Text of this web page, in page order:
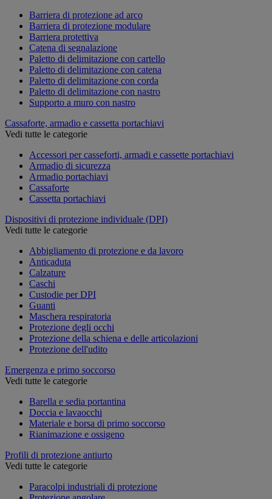
Barriera di protezione ad arco
Barriera di protezione modulare
Barriera protettiva
Catena di segnalazione
Paletto di delimitazione con cartello
Paletto di delimitazione con catena
Paletto di delimitazione con corda
Paletto di delimitazione con nastro
Supporto a muro con nastro
Cassaforte, armadio e cassetta portachiavi
Vedi tutte le categorie
Accessori per casseforti, armadi e cassette portachiavi
Armadio di sicurezza
Armadio portachiavi
Cassaforte
Cassetta portachiavi
Dispositivi di protezione individuale (DPI)
Vedi tutte le categorie
Abbigliamento di protezione e da lavoro
Anticaduta
Calzature
Caschi
Custodie per DPI
Guanti
Maschera respiratoria
Protezione degli occhi
Protezione della schiena e delle articolazioni
Protezione dell'udito
Emergenza e primo soccorso
Vedi tutte le categorie
Barella e sedia portantina
Doccia e lavaocchi
Materiale e borsa di primo soccorso
Rianimazione e ossigeno
Profili di protezione antiurto
Vedi tutte le categorie
Paracolpi industriali di protezione